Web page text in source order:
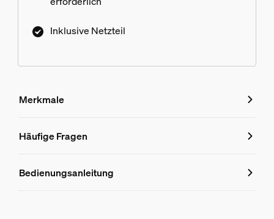
Inklusive Netzteil
Merkmale
Merkmale
8718696176313
Häufige Fragen
Häufige Fragen
Bedienungsanleitung